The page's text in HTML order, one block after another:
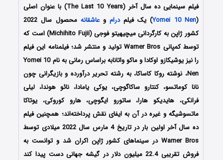
فیلم سینمایی ده سال آخر (The Last 10 Years) با عنوان اصلی
(
Yomei 10 Nen) یک فیلمدراموعاشقانه
محصول سال 2022
کشور ژاپن به کارگردانی میچیهیتو فوجی (Michihito Fujii) است که
توسط کمپانی Warner Bros تولید و منتشر شد؛ فیلمنامه این فیلم
را نیزیوشیکازو اوکاداو
ماکو واتانابه براساس رمانی به نام Yomei 10
Nen، نوشته روکا کاساکا،
به رشته تحریر درآورده و بازیگرانی چون
نانا کوماتسو، کنتارو ساکاگوچی، یوکی یامادا، نائو هوندا، لیلی
فرانکی، هایدیکو هارا، ساتورو ایگوچی‌، هارو کوروکی، یوتاکا
ماتسوشیگه و غیره در آن به ایفای نقش پرداخته‌اند؛ همچنین فیلم
ده سال آخر اولین بار در تاریخ 4 مارس سال 2022 میلادی توسط
Warner Bros در سینماهای کشور ژاپن اکران شد و توانست به
فروش تقریبی 22.4 میلیون دلار در گیشه جهانی دست پیدا کند